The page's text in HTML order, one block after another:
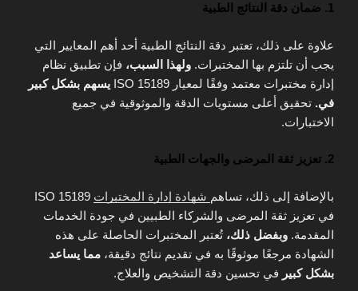
1. ضمان دقة النتائج الطبية
علاوة على ذلك، تعتبر دقة النتائج الطبية أحد أهم المعايير التي
يجب أن تلتزم بها المختبرات. ولهذا السبب، فإن تطبيق نظام
إدارة مختبرات معتمد وفقًا لمعيار ISO 15189
يسهم بشكل كبير
في. تحقيق أعلى مستويات الدقة والموثوقية في جميع
الاختبارات.
2. تعزيز ثقة المرضى والجهات الطبية
بالإضافة إلى ذلك، تساهم شهادة إدارة المختبرات ISO 15189
في تعزيز ثقة المرضى والشركاء الطبيين في جودة الخدمات
المقدمة. وبفضل ذلك، تُعتبر المختبرات الحاصلة على هذه
الشهادة مرجعًا موثوقًا به في تقديم نتائج دقيقة، مما يساعد
بشكل كبير في تحسين دقة التشخيص والعلاج.